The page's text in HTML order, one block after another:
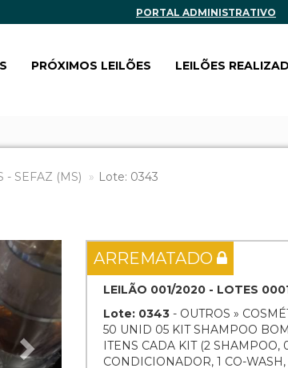
PORTAL ADMINISTRATIVO
PRÓXIMOS LEILÕES LEILÕES
- SEFAZ (MS) Lote: 0343
Next ARREMATADO
LEILÃO 001/2020 - LOTES
Lote: 0343 - OUTROS »
50 UNID 05 KIT SHAMPOO
ITENS CADA KIT (2 SHAMPOO,
CONDICIONADOR, 1 CO-